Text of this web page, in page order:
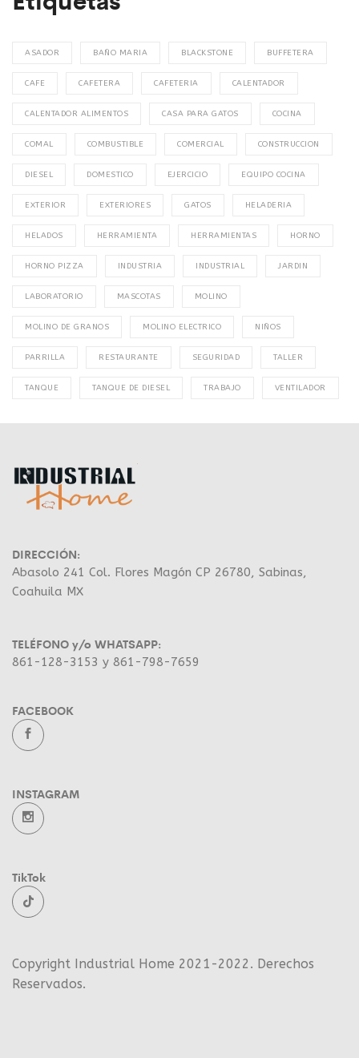
ASADOR BAÑO MARIA BLACKSTONE BUFFETERA
CAFE CAFETERA CAFETERIA CALENTADOR
CALENTADOR ALIMENTOS CASA PARA GATOS COCINA
COMAL COMBUSTIBLE COMERCIAL CONSTRUCCION
DIESEL DOMESTICO EJERCICIO EQUIPO COCINA
EXTERIOR EXTERIORES GATOS HELADERIA
HELADOS HERRAMIENTA HERRAMIENTAS HORNO
HORNO PIZZA INDUSTRIA INDUSTRIAL JARDIN
LABORATORIO MASCOTAS MOLINO
MOLINO DE GRANOS MOLINO ELECTRICO NIÑOS
PARRILLA RESTAURANTE SEGURIDAD TALLER
TANQUE TANQUE DE DIESEL TRABAJO VENTILADOR
DIRECCIÓN:
Abasolo 241 Col. Flores Magón CP 26780, Sabinas,
Coahuila MX
TELÉFONO y/o WHATSAPP:
861-128-3153 y 861-798-7659
FACEBOOK
INSTAGRAM
TikTok
Copyright Industrial Home 2021-2022. Derechos
Reservados.